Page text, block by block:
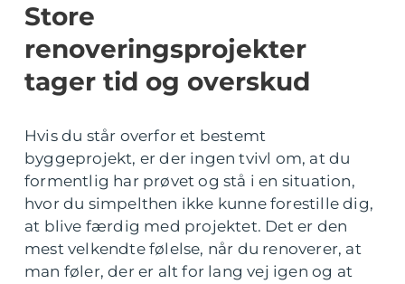
Store
renoveringsprojekter
tager tid og overskud
Hvis du står overfor et bestemt
byggeprojekt, er der ingen tvivl om, at du
formentlig har prøvet og stå i en situation,
hvor du simpelthen ikke kunne forestille dig,
at blive færdig med projektet. Det er den
mest velkendte følelse, når du renoverer, at
man føler, der er alt for lang vej igen og at